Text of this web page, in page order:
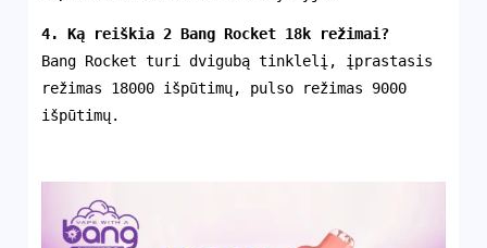
4. Ką reiškia 2 Bang Rocket 18k režimai?
Bang Rocket turi dvigubą tinklelį, įprastasis
režimas 18000 išpūtimų, pulso režimas 9000
išpūtimų.